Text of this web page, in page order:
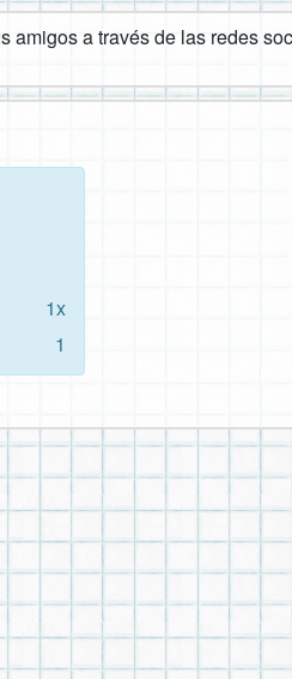
amigos a través de las redes
1x
1